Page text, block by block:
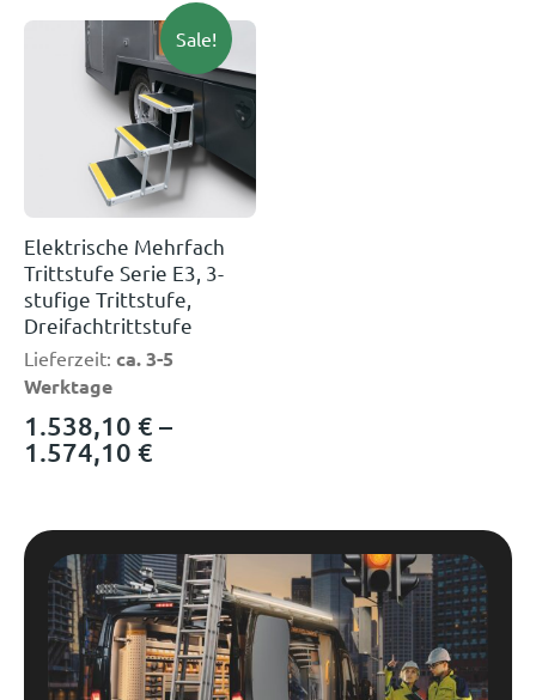
Sale!
Elektrische Mehrfach
Trittstufe Serie E3, 3-
stufige Trittstufe,
Dreifachtrittstufe
Lieferzeit: ca. 3-5
Werktage
1.538,10 € –
1.574,10 €